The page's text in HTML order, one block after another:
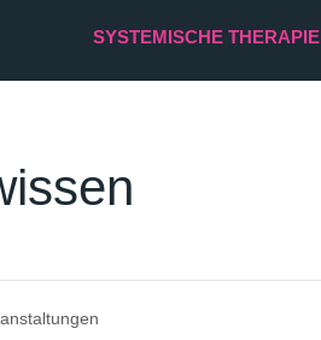
SYSTEMISCHE THERAPIE